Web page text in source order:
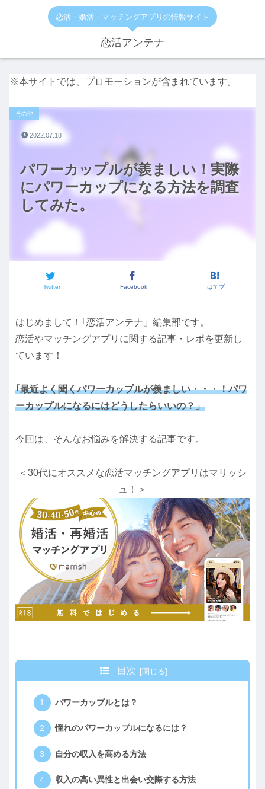
恋活・婚活・マッチングアプリの情報サイト
恋活アンテナ
※本サイトでは、プロモーションが含まれています。
パワーカップルが羨ましい！実際
にパワーカップになる方法を調査
してみた。
その他
Twitter Facebook はてブ
2022.07.18
はじめまして！｢恋活アンテナ」編集部です。
恋活やマッチングアプリに関する記事・レポを更新し
ています！
｢最近よく聞くパワーカップルが羨ましい・・・！パワ
ーカップルになるにはどうしたらいいの？」
今回は、そんなお悩みを解決する記事です。
＜30代にオススメな恋活マッチングアプリはマリッシ
ュ！＞
目次
パワーカップルとは？
憧れのパワーカップルになるには？
自分の収入を高める方法
収入の高い異性と出会い交際する方法